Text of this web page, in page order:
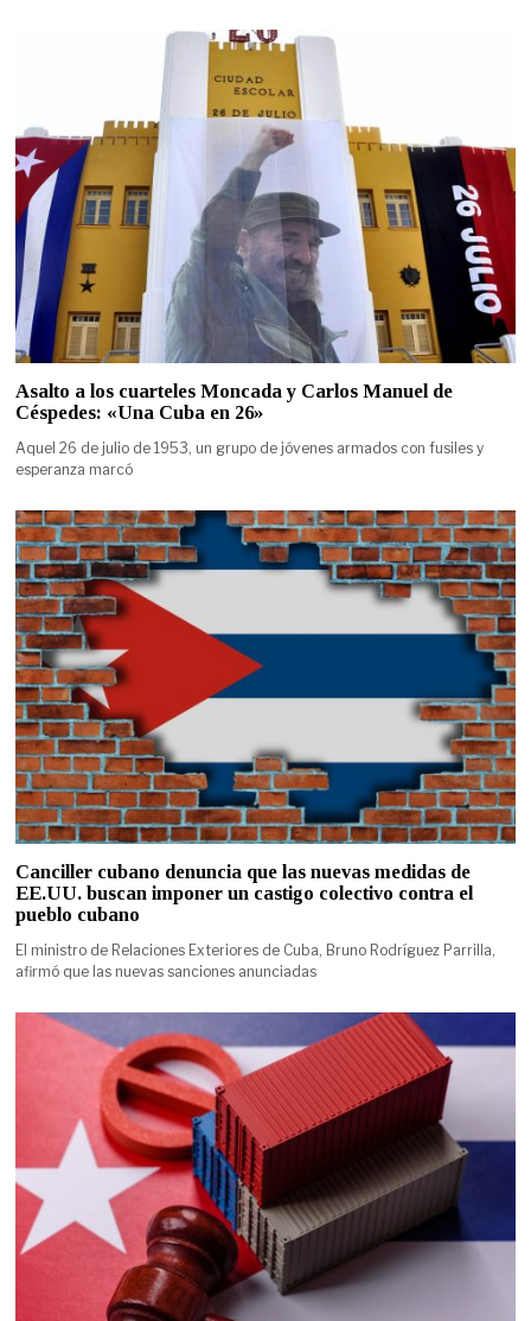
Asalto a los cuarteles Moncada y Carlos Manuel de
Céspedes: «Una Cuba en 26»
Aquel 26 de julio de 1953, un grupo de jóvenes armados con fusiles y
esperanza marcó
Canciller cubano denuncia que las nuevas medidas de
EE.UU. buscan imponer un castigo colectivo contra el
pueblo cubano
El ministro de Relaciones Exteriores de Cuba, Bruno Rodríguez Parrilla,
afirmó que las nuevas sanciones anunciadas